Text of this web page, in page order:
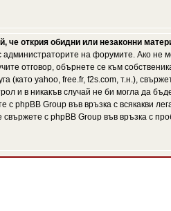
че открия обидни или незаконни
на форумите. Ако не
отговор, обърнете се към
(като yahoo, free.fr, f2s.com, т.н.),
и в никакъв случай не би могла да
с phpBB Group във връзка с всякакви
свържете с phpBB Group във връзка с